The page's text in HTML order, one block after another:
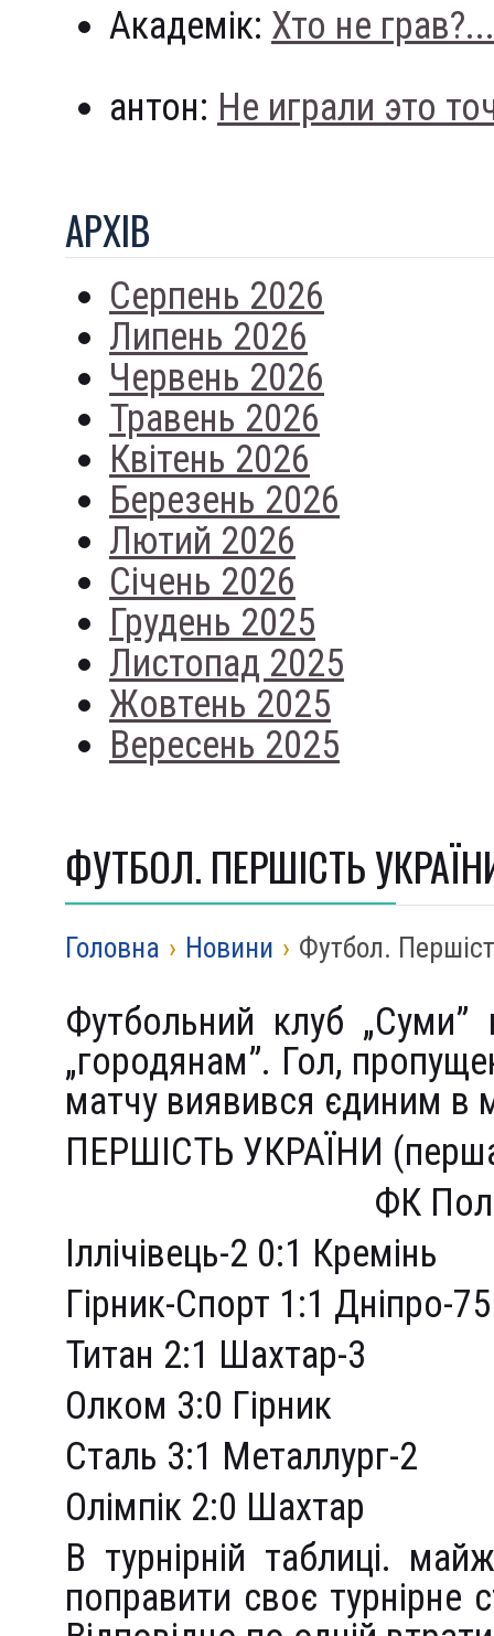
Академік: Хто не грав?...
антон: Не играли это
АРХIВ
Серпень 2026
Липень 2026
Червень 2026
Травень 2026
Квітень 2026
Березень 2026
Лютий 2026
Січень 2026
Грудень 2025
Листопад 2025
Жовтень 2025
Вересень 2025
ФУТБОЛ. ПЕРШІСТЬ
Головна › Новини › Футбол.
Футбольний клуб „Суми”
„городянам”. Гол,
матчу виявився єдиним в
ПЕРШІСТЬ УКРАЇНИ (перша
ФК
Іллічівець-2 0:1 Кремінь
Гірник-Спорт 1:1 Дніпро-75
Титан 2:1 Шахтар-3
Олком 3:0 Гірник
Сталь 3:1 Металлург-2
Олімпік 2:0 Шахтар
В турнірній таблиці.
поправити своє турнірне